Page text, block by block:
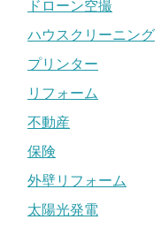
ドローン空撮
ハウスクリーニング
プリンター
リフォーム
不動産
保険
外壁リフォーム
太陽光発電